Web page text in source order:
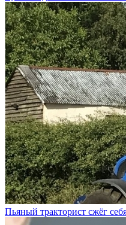
Пьяный тракторист сжёг